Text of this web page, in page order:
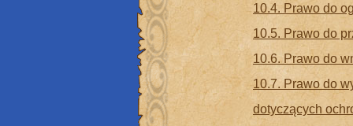
10.4. Prawo do
10.5. Prawo do
10.6. Prawo do
10.7. Prawo do
dotyczących